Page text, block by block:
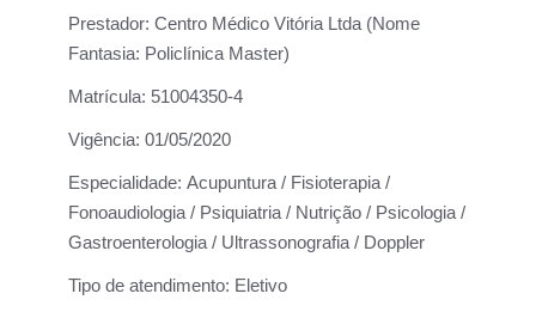
Prestador: Centro Médico Vitória Ltda (Nome
Fantasia: Policlínica Master)
Matrícula: 51004350-4
Vigência: 01/05/2020
Especialidade: Acupuntura / Fisioterapia /
Fonoaudiologia / Psiquiatria / Nutrição / Psicologia /
Gastroenterologia / Ultrassonografia / Doppler
Tipo de atendimento: Eletivo